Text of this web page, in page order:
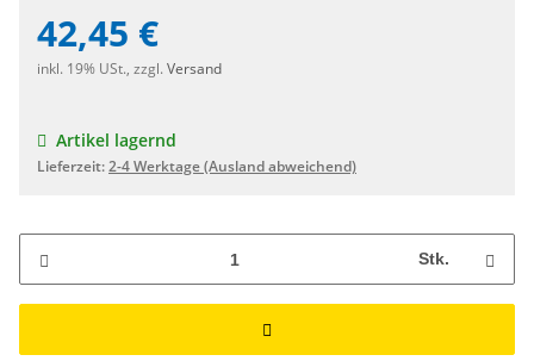
42,45 €
inkl. 19% USt., zzgl. Versand
Artikel lagernd
Lieferzeit:2-4 Werktage(Ausland abweichend)
Stk.